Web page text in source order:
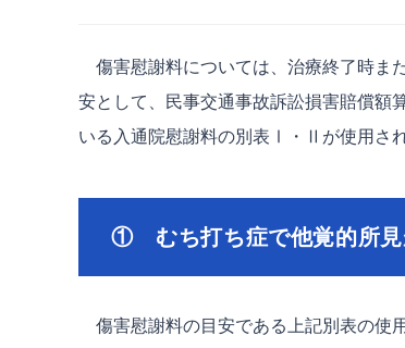
傷害慰謝料については、治療終了時ま
安として、民事交通事故訴訟損害賠償額
いる入通院慰謝料の別表Ⅰ・Ⅱが使用さ
① むち打ち症で他覚的所見
傷害慰謝料の目安である上記別表の使